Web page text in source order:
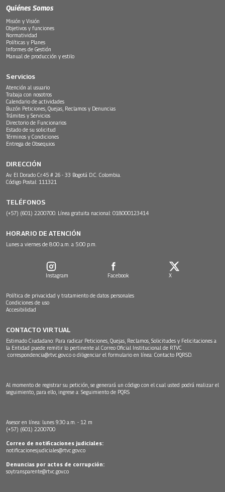
Quiénes Somos
Misión y Visión
Objetivos y funciones
Normatividad
Políticas y Planes
Informes de Gestión
Manual de producción y estilo
Servicios
Atención al usuario
Trabaja con nosotros
Calendario de actividades
Buzón Peticiones, Quejas, Reclamos y Denuncias
Trámites y Servicios
Directorio de Funcionarios
Estado de su solicitud
Términos y Condiciones
Entrega de Obsequios
DIRECCIÓN
Av. El Dorado Cr.45 # 26 - 33 Bogotá D.C. Colombia.
Código Postal: 111321
TELÉFONOS
(+57) (601) 2200700. Línea gratuita nacional: 018000123414
HORARIO DE ATENCIÓN
Lunes a viernes de 8:00 a.m. a 5:00 p.m.
Instagram Facebook X
Política de privacidad y tratamiento de datos personales
Condiciones de uso
Accesibilidad
CONTACTO VIRTUAL
Estimado Ciudadano: Para radicar Peticiones, Quejas, Reclamos, Solicitudes y Felicitaciones a
la Entidad puede remitir lo pertinente al Correo Oficial Institucional de RTVC
correspondencia@rtvc.gov.co o diligenciar el formulario en línea: Contacto PQRSD.
Al momento de registrar su petición, se generará un código con el cual usted podrá realizar el
seguimiento, para ello, ingrese a: Seguimiento de PQRS
Asesor en línea: lunes 9:30 a.m. - 12 m
(+57) (601) 2200700
Correo de notificaciones judiciales:
notificacionesjudiciales@rtvc.gov.co
Denuncias por actos de corrupción:
soytransparente@rtvc.gov.co